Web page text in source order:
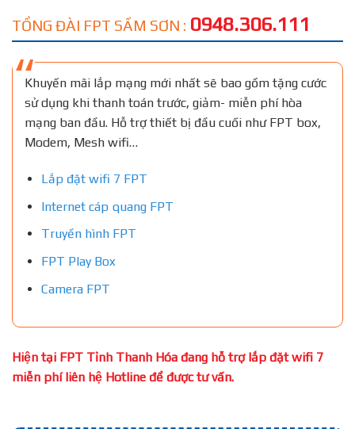
TỔNG ĐÀI FPT SẦM SƠN : 0948.306.111
Khuyến mãi lắp mạng mới nhất sẽ bao gồm tặng cước
sử dụng khi thanh toán trước, giảm- miễn phí hòa
mạng ban đầu. Hỗ trợ thiết bị đầu cuối như FPT box,
Modem, Mesh wifi…
Lắp đặt wifi 7 FPT
Internet cáp quang FPT
Truyền hình FPT
FPT Play Box
Camera FPT
Hiện tại FPT Tỉnh Thanh Hóa đang hỗ trợ lắp đặt wifi 7
miễn phí liên hệ Hotline để được tư vấn.